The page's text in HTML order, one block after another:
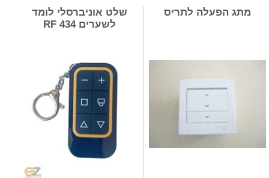
מתג הפעלה לתריס
שלט אוניברסלי לומד
לשערים 434 RF